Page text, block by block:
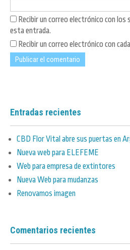
Recibir un correo electrónico con
esta entrada.
Recibir un correo electrónico con
Entradas recientes
CBD Flor Vital abre sus puertas en
Nueva web para ELEFEME
Web para empresa de extintores
Nueva Web para mudanzas
Renovamos imagen
Comentarios recientes